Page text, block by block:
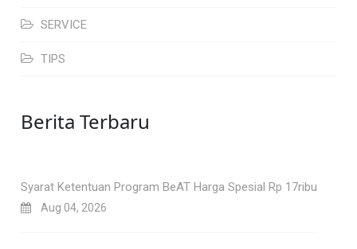
SERVICE
TIPS
Berita Terbaru
Syarat Ketentuan Program BeAT Harga Spesial Rp 17ribu
Aug 04, 2026